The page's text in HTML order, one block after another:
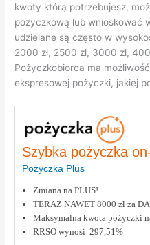
kwoty którą potrzebujesz,
pożyczkową lub wnioskować
udzielane są często w
2000 zł, 2500 zł, 3000 zł,
Pożyczkobiorca ma
ekspresowej pożyczki, jakiej
Szybka pożyczka
Pożyczka Plus
Zmiana na PLUS!
TERAZ NAWET 8000 zł za
Maksymalna kwota pożyczki
RRSO wynosi 297,51%